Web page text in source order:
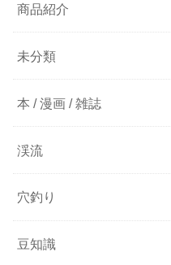
商品紹介
未分類
本 / 漫画 / 雑誌
渓流
穴釣り
豆知識